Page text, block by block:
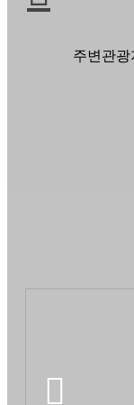
주변관광